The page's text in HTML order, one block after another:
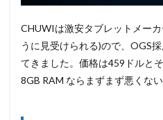
CHUWIは激安タブレットメー
うに見受けられる)ので、OGS
てきました。価格は459ドルと
8GB RAM ならまずまず悪くない